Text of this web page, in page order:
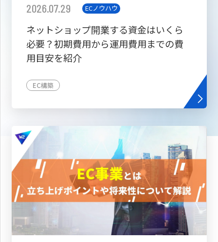
2026.07.29 ECノウハウ
ネットショップ開業する資金はいくら
必要？初期費用から運用費用までの費
用目安を紹介
EC構築